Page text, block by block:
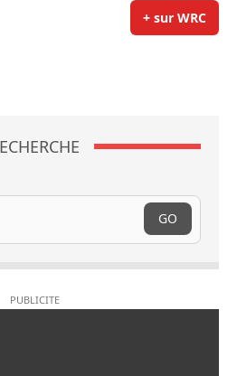
+ sur WRC
GO